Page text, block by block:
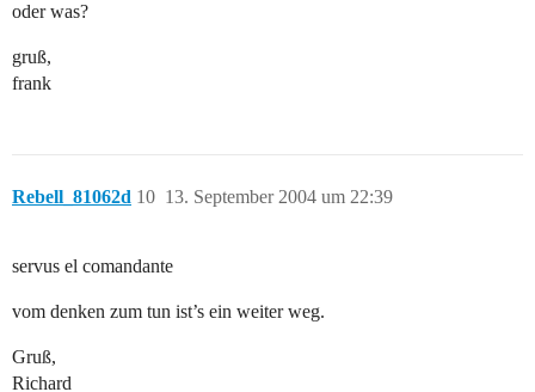
oder was?
gruß,
frank
Rebell_81062d 13. September 2004 um 22:39
10
servus el comandante
vom denken zum tun ist’s ein weiter weg.
Gruß,
Richard